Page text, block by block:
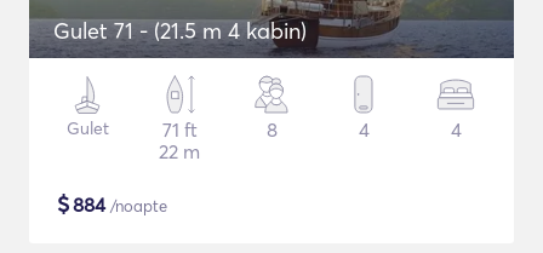
Gulet 71 - (21.5 m 4 kabin)
Gulet
71 ft
22 m
8 4 4
$884/noapte